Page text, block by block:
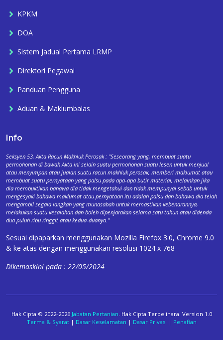
KPKM
DOA
Sistem Jadual Pertama LRMP
Direktori Pegawai
Panduan Pengguna
Aduan & Maklumbalas
Info
Seksyen 53, Akta Racun Makhluk Perosak : "Seseorang yang, membuat suatu
permohonan di bawah Akta ini selain suatu permohonan suatu lesen untuk menjual
atau menyimpan atau jualan suatu racun makhluk perosak, memberi maklumat atau
membuat suatu pernyataan yang palsu pada apa-apa butir material, melainkan jika
dia membuktikan bahawa dia tidak mengetahui dan tidak mempunyai sebab untuk
mengesyaki bahawa maklumat atau pernyataan itu adalah palsu dan bahawa dia telah
mengambil segala langkah yang munasabah untuk memastikan kebenarannya,
melakukan suatu kesalahan dan boleh dipenjarakan selama satu tahun atau didenda
dua puluh ribu ringgit atau kedua-duanya."
Sesuai dipaparkan menggunakan Mozilla Firefox 3.0, Chrome 9.0
& ke atas dengan menggunakan resolusi 1024 x 768
Dikemaskini pada : 22/05/2024
Hak Cipta © 2022-2026 Jabatan Pertanian. Hak Cipta Terpelihara. Version 1.0
Terma & Syarat| Dasar Keselamatan | Dasar Privasi | Penafian